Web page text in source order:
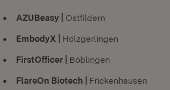
AZUBeasy | Ostfildern
EmbodyX | Holzgerlingen
FirstOfficer | Böblingen
FlareOn Biotech | Frickenhausen